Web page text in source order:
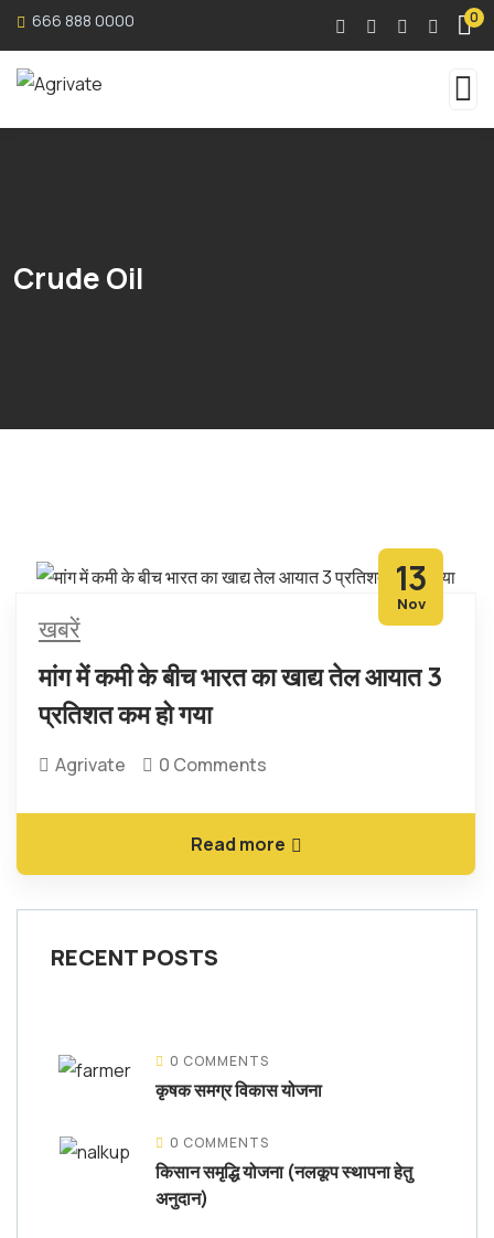
666 888 0000 0
Crude Oil
13
Nov
खबरें
मांग में कमी के बीच भारत का खाद्य तेल आयात 3
प्रतिशत कम हो गया
Agrivate 0 Comments
Read more
RECENT POSTS
0 COMMENTS
कृषक समग्र विकास योजना
0 COMMENTS
किसान समृद्धि योजना (नलकूप स्थापना हेतु
अनुदान)